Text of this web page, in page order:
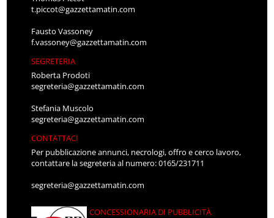
t.piccot@gazzettamatin.com
Fausto Vassoney
f.vassoney@gazzettamatin.com
SEGRETERIA
Roberta Prodoti
segreteria@gazzettamatin.com
Stefania Muscolo
segreteria@gazzettamatin.com
CONTATTACI
Per pubblicazione annunci, necrologi, offro e cerco lavoro,
contattare la segreteria al numero: 0165/231711
segreteria@gazzettamatin.com
CONCESSIONARIA DI PUBBLICITÀ